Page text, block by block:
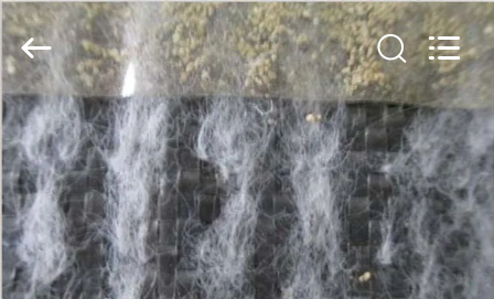
집
제
품
2020
-
2026
HUATAO
LOVER
LTD.
All
Rights
Reserved.